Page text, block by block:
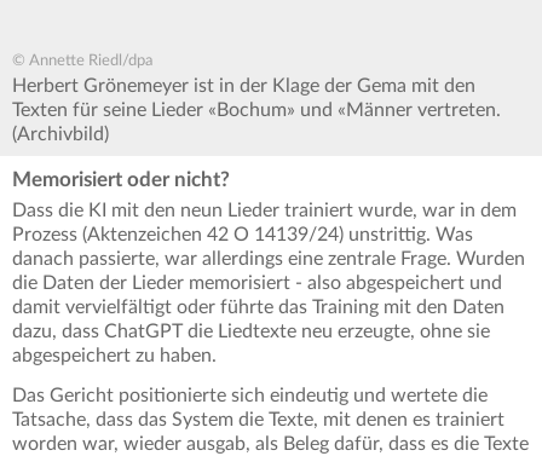
© Annette Riedl/dpa
Herbert Grönemeyer ist in der Klage der Gema mit den
Texten für seine Lieder «Bochum» und «Männer vertreten.
(Archivbild)
Memorisiert oder nicht?
Dass die KI mit den neun Lieder trainiert wurde, war in dem
Prozess (Aktenzeichen 42 O 14139/24) unstrittig. Was
danach passierte, war allerdings eine zentrale Frage. Wurden
die Daten der Lieder memorisiert - also abgespeichert und
damit vervielfältigt oder führte das Training mit den Daten
dazu, dass ChatGPT die Liedtexte neu erzeugte, ohne sie
abgespeichert zu haben.
Das Gericht positionierte sich eindeutig und wertete die
Tatsache, dass das System die Texte, mit denen es trainiert
worden war, wieder ausgab, als Beleg dafür, dass es die Texte